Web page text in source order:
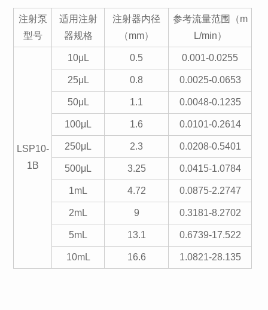
注射泵
型号
适用注射
器规格
注射器内径
（mm）
参考流量范围（m
L/min）
LSP10-
1B
10μL 0.5 0.001-0.0255
25μL 0.8 0.0025-0.0653
50μL 1.1 0.0048-0.1235
100μL 1.6 0.0101-0.2614
250μL 2.3 0.0208-0.5401
500μL 3.25 0.0415-1.0784
1mL 4.72 0.0875-2.2747
2mL 9 0.3181-8.2702
5mL 13.1 0.6739-17.522
10mL 16.6 1.0821-28.135